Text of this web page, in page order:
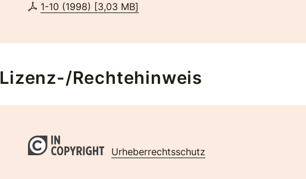
1-10 (1998) [3,03 MB]
Lizenz-/Rechtehinweis
Urheberrechtsschutz